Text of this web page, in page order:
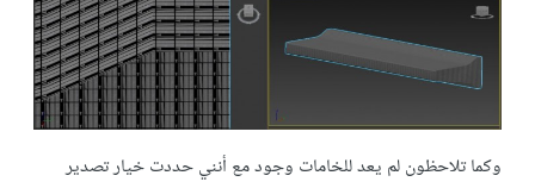
وكما تلاحظون لم يعد للخامات وجود مع أنني حددت خيار تصدير